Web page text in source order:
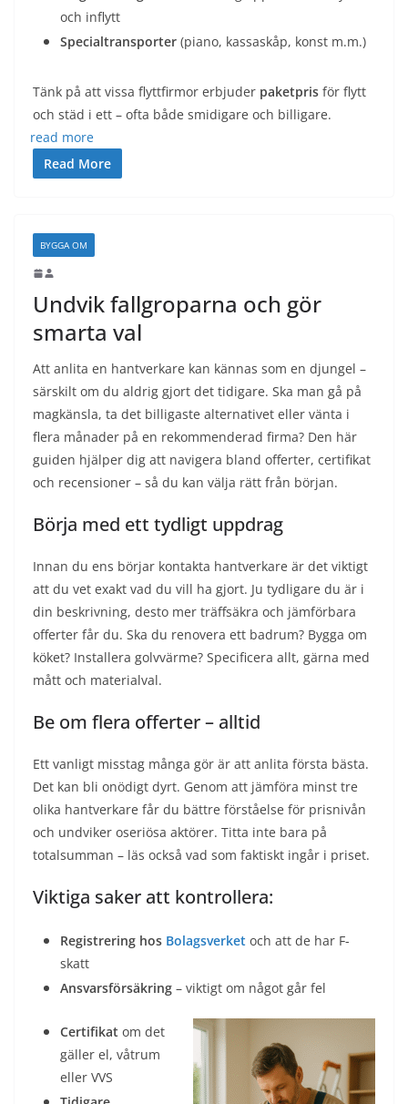
och inflytt
Specialtransporter (piano, kassaskåp, konst m.m.)
Tänk på att vissa flyttfirmor erbjuder paketpris för flytt
och städ i ett – ofta både smidigare och billigare.
read more
Read More
BYGGA OM
Undvik fallgroparna och gör
smarta val
Att anlita en hantverkare kan kännas som en djungel –
särskilt om du aldrig gjort det tidigare. Ska man gå på
magkänsla, ta det billigaste alternativet eller vänta i
flera månader på en rekommenderad firma? Den här
guiden hjälper dig att navigera bland offerter, certifikat
och recensioner – så du kan välja rätt från början.
Börja med ett tydligt uppdrag
Innan du ens börjar kontakta hantverkare är det viktigt
att du vet exakt vad du vill ha gjort. Ju tydligare du är i
din beskrivning, desto mer träffsäkra och jämförbara
offerter får du. Ska du renovera ett badrum? Bygga om
köket? Installera golvvärme? Specificera allt, gärna med
mått och materialval.
Be om flera offerter – alltid
Ett vanligt misstag många gör är att anlita första bästa.
Det kan bli onödigt dyrt. Genom att jämföra minst tre
olika hantverkare får du bättre förståelse för prisnivån
och undviker oseriösa aktörer. Titta inte bara på
totalsumman – läs också vad som faktiskt ingår i priset.
Viktiga saker att kontrollera:
Registrering hos Bolagsverket och att de har F-
skatt
Ansvarsförsäkring – viktigt om något går fel
Certifikat om det
gäller el, våtrum
eller VVS